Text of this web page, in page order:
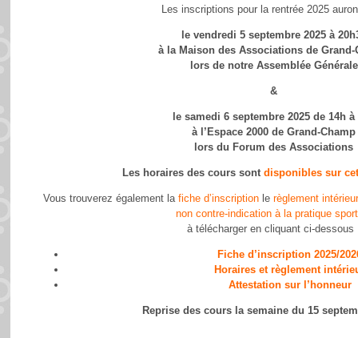
Les inscriptions pour la rentrée 2025
le vendredi 5 septembre 2025 à
à la Maison des Associations de Grand-
lors de notre Assemblée Générale
&
le samedi 6 septembre 2025 de 14h à
à l’Espace 2000 de Grand-Champ
lors du Forum des Associations
Les horaires des cours sont disponibles sur
Vous trouverez également la fiche d’inscription le règlement intérieur
non contre-indication à la pratique
à télécharger en cliquant ci-dessous
Fiche d’inscription 2025/
Horaires et règlement
Attestation sur l’honneur
Reprise des cours la semaine du 15